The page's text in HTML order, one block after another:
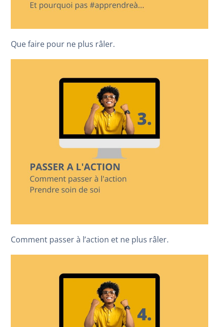
Que faire pour ne plus râler.
Comment passer à l’action et ne plus râler.